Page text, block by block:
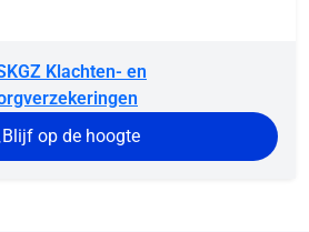
Klachten- en
Blijf op de hoogte